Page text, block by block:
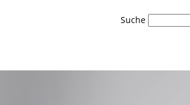
Suche